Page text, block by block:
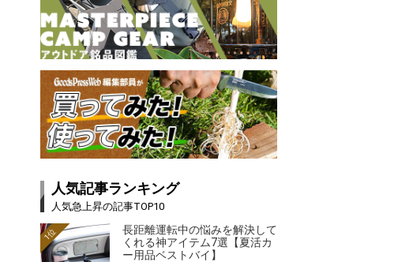
人気記事ランキング
人気急上昇の記事TOP10
長距離運転中の悩みを解決して
くれる神アイテム7選【夏活カ
ー用品ベストバイ】
1位